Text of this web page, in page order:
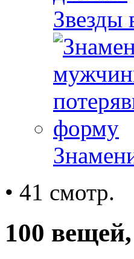
Звезды
• 41 смотр.
100